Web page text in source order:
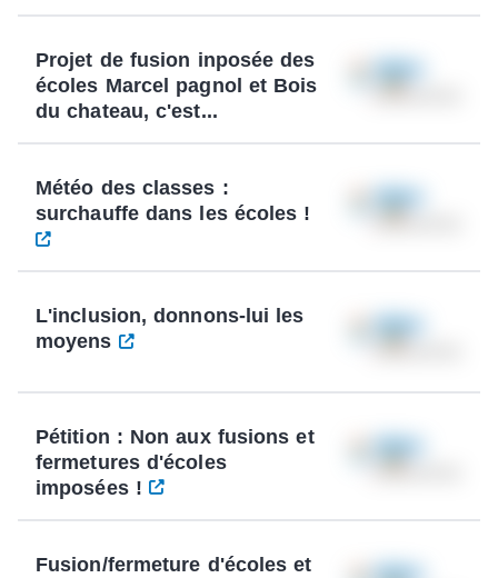
Projet de fusion inposée des
écoles Marcel pagnol et Bois
du chateau, c'est...
Météo des classes :
surchauffe dans les écoles !
L'inclusion, donnons-lui les
moyens
Pétition : Non aux fusions et
fermetures d'écoles
imposées !
Fusion/fermeture d'écoles et